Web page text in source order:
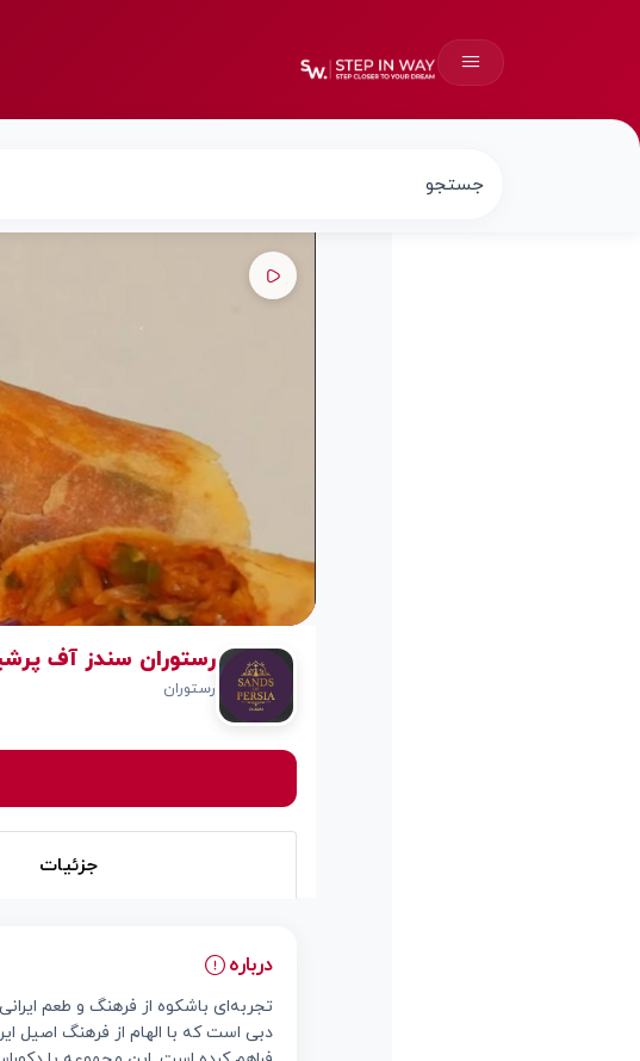
رستوران سندز آف
رستوران
جزئیات
درباره
دبی است که با الهام از فرهنگ اصیل